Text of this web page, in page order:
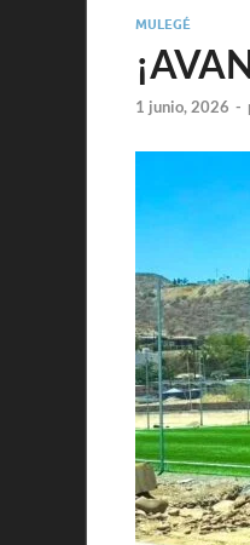
MULEGÉ
1 junio, 2026 -